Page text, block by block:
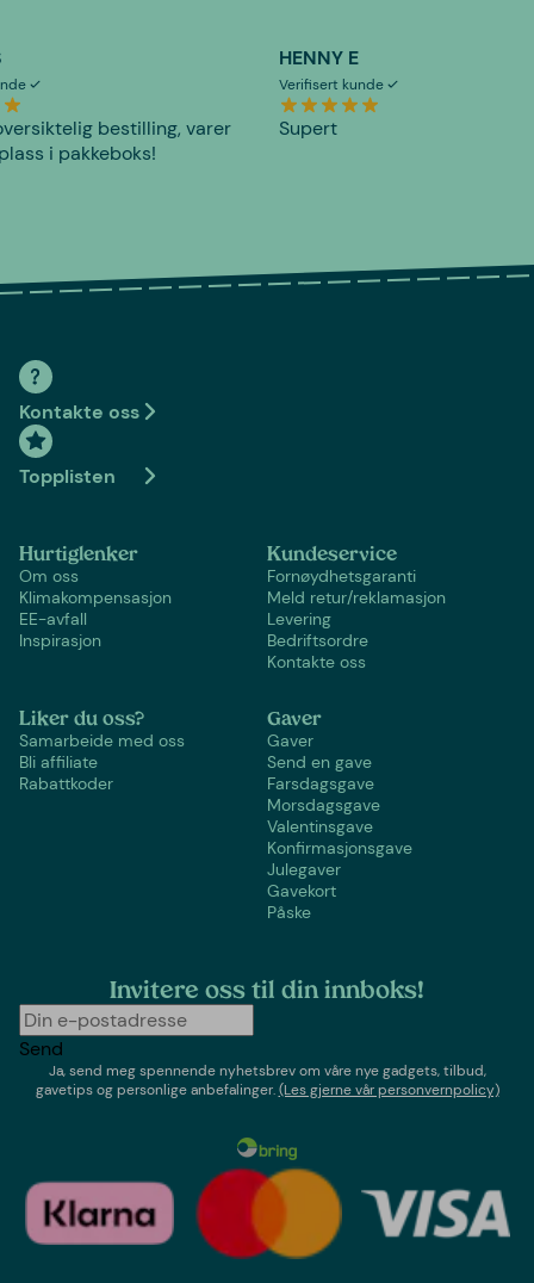
bestilling, varer
i pakkeboks!
HENNY E
Verifisert kunde
Supert
Kontakte oss
Topplisten
Hurtiglenker
Om oss
Klimakompensasjon
EE-avfall
Inspirasjon
Kundeservice
Fornøydhetsgaranti
Meld retur/reklamasjon
Levering
Bedriftsordre
Kontakte oss
Liker du oss?
Samarbeide med oss
Bli affiliate
Rabattkoder
Gaver
Gaver
Send en gave
Farsdagsgave
Morsdagsgave
Valentinsgave
Konfirmasjonsgave
Julegaver
Gavekort
Påske
Invitere oss til din innboks!
Send
Ja, send meg spennende nyhetsbrev om våre nye gadgets, tilbud,
gavetips og personlige anbefalinger.(Les gjerne vår personvernpolicy)